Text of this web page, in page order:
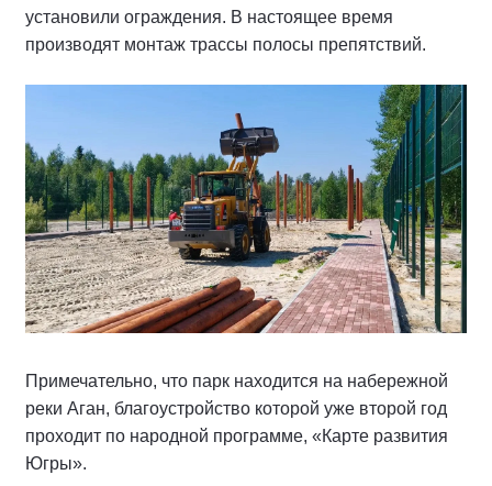
установили ограждения. В настоящее время
производят монтаж трассы полосы препятствий.
Примечательно, что парк находится на набережной
реки Аган, благоустройство которой уже второй год
проходит по народной программе, «Карте развития
Югры».